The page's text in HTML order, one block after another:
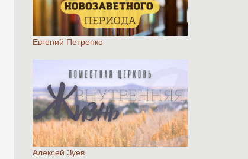
Евгений Петренко
Алексей Зуев